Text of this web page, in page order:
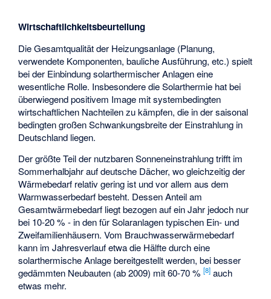
Wirtschaftlichkeitsbeurteilung
Die Gesamtqualität der Heizungsanlage (Planung,
verwendete Komponenten, bauliche Ausführung, etc.) spielt
bei der Einbindung solarthermischer Anlagen eine
wesentliche Rolle. Insbesondere die Solarthermie hat bei
überwiegend positivem Image mit systembedingten
wirtschaftlichen Nachteilen zu kämpfen, die in der saisonal
bedingten großen Schwankungsbreite der Einstrahlung in
Deutschland liegen.
Der größte Teil der nutzbaren Sonneneinstrahlung trifft im
Sommerhalbjahr auf deutsche Dächer, wo gleichzeitig der
Wärmebedarf relativ gering ist und vor allem aus dem
Warmwasserbedarf besteht. Dessen Anteil am
Gesamtwärmebedarf liegt bezogen auf ein Jahr jedoch nur
bei 10-20 % - in den für Solaranlagen typischen Ein- und
Zweifamilienhäusern. Vom Brauchwasserwärmebedarf
kann im Jahresverlauf etwa die Hälfte durch eine
solarthermische Anlage bereitgestellt werden, bei besser
gedämmten Neubauten (ab 2009) mit 60-70 %[8] auch
etwas mehr.